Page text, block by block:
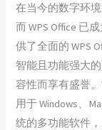
在当今的数字环
而 WPS Office 已
供了全面的 WPS
智能且功能强大
容性而享有盛誉
用于 Windows、
统的多功能软件